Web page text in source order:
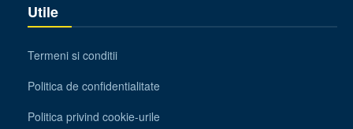
Utile
Termeni si conditii
Politica de confidentialitate
Politica privind cookie-urile